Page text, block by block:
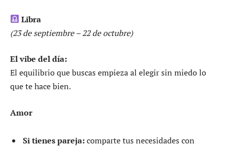
Libra
(23 de septiembre – 22 de octubre)
El vibe del día:
El equilibrio que buscas empieza al elegir sin miedo lo
que te hace bien.
Amor
Si tienes pareja:comparte tus necesidades con